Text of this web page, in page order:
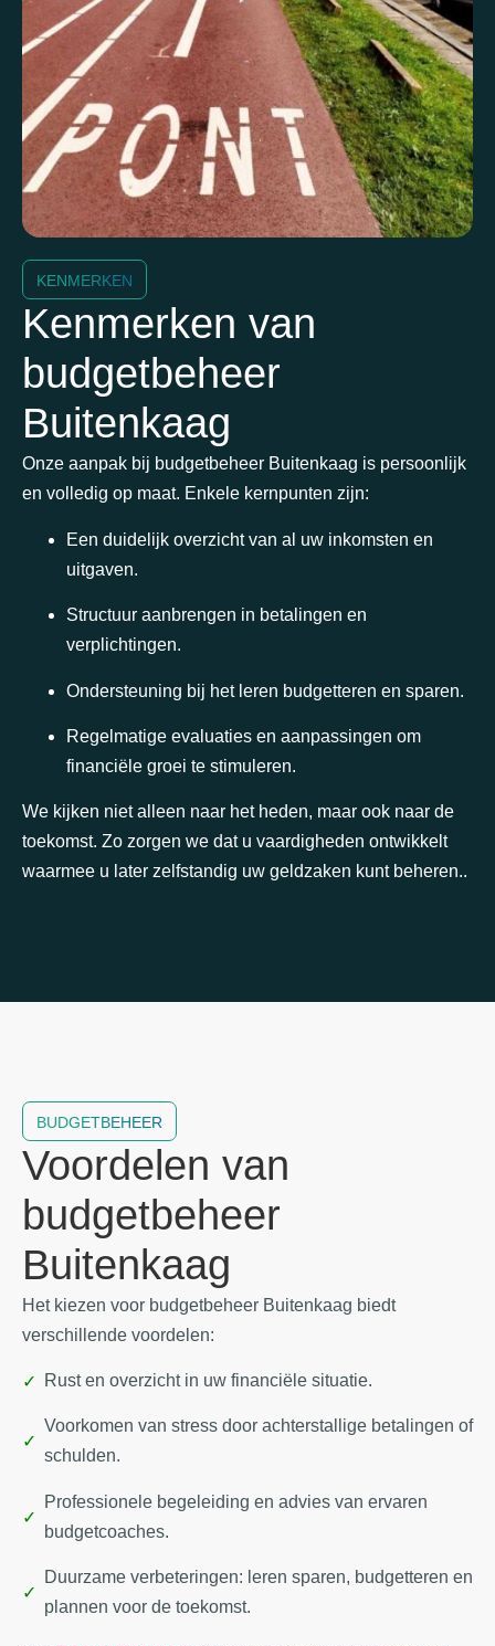
KENMERKEN
Kenmerken van
budgetbeheer
Buitenkaag
Onze aanpak bij budgetbeheer Buitenkaag is persoonlijk
en volledig op maat. Enkele kernpunten zijn:
Een duidelijk overzicht van al uw inkomsten en
uitgaven.
Structuur aanbrengen in betalingen en
verplichtingen.
Ondersteuning bij het leren budgetteren en sparen.
Regelmatige evaluaties en aanpassingen om
financiële groei te stimuleren.
We kijken niet alleen naar het heden, maar ook naar de
toekomst. Zo zorgen we dat u vaardigheden ontwikkelt
waarmee u later zelfstandig uw geldzaken kunt beheren..
BUDGETBEHEER
Voordelen van
budgetbeheer
Buitenkaag
Het kiezen voor budgetbeheer Buitenkaag biedt
verschillende voordelen:
Rust en overzicht in uw financiële situatie.
Voorkomen van stress door achterstallige betalingen of
schulden.
Professionele begeleiding en advies van ervaren
budgetcoaches.
Duurzame verbeteringen: leren sparen, budgetteren en
plannen voor de toekomst.